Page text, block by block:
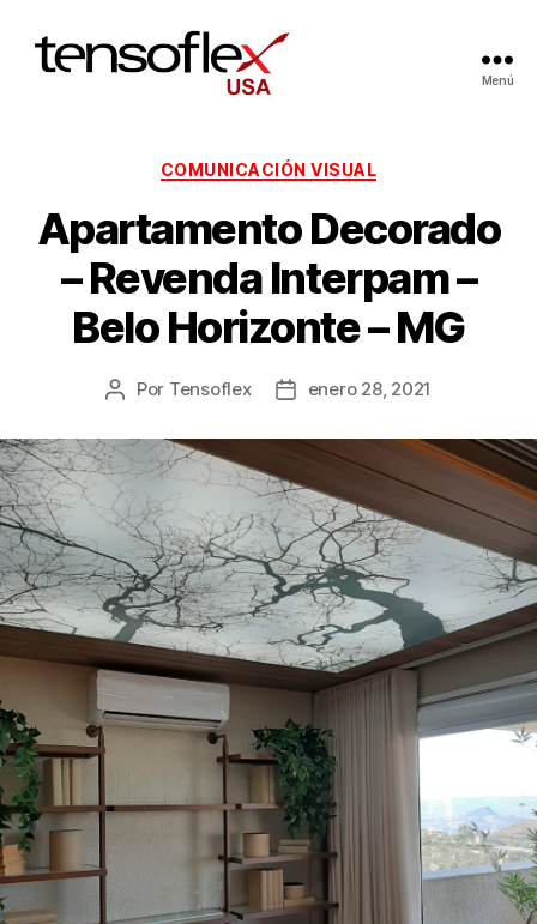
Menú
COMUNICACIÓN VISUAL
Apartamento Decorado
– Revenda Interpam –
Belo Horizonte – MG
Por Tensoflex enero 28, 2021